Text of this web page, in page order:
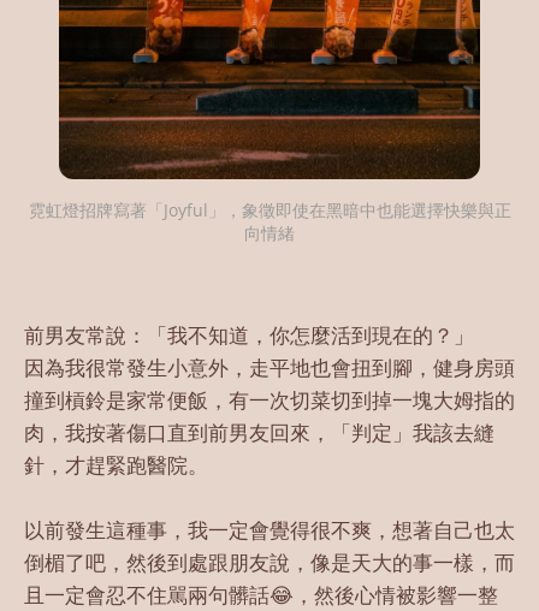
霓虹燈招牌寫著「Joyful」，象徵即使在黑暗中也能選擇快樂與正
向情緒
前男友常說：「我不知道，你怎麼活到現在的？」
因為我很常發生小意外，走平地也會扭到腳，健身房頭
撞到槓鈴是家常便飯，有一次切菜切到掉一塊大姆指的
肉，我按著傷口直到前男友回來，「判定」我該去縫
針，才趕緊跑醫院。
以前發生這種事，我一定會覺得很不爽，想著自己也太
倒楣了吧，然後到處跟朋友說，像是天大的事一樣，而
且一定會忍不住駡兩句髒話😂，然後心情被影響一整